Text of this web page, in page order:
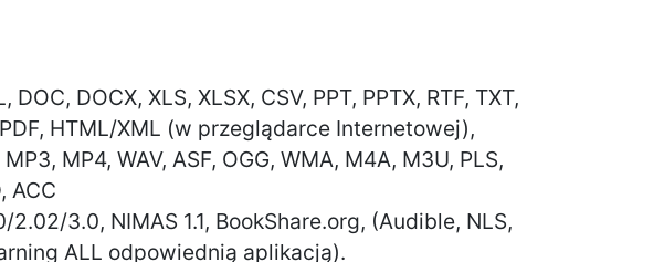
DOCX, XLS, XLSX, CSV, PPT, PPTX, RTF, TXT,
PDF, HTML/XML (w przeglądarce Internetowej),
MP4, WAV, ASF, OGG, WMA, M4A, M3U, PLS,
ACC
2.02/3.0, NIMAS 1.1, BookShare.org, (Audible, NLS,
ALL odpowiednią aplikacją).